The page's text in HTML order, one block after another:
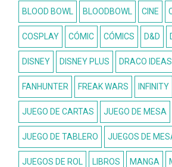
BLOOD BOWL BLOODBOWL CINE
COSPLAY CÓMIC CÓMICS D&D
DISNEY DISNEY PLUS DRACO IDEAS
FANHUNTER FREAK WARS INFINITY
JUEGO DE CARTAS JUEGO DE MESA
JUEGO DE TABLERO JUEGOS DE
JUEGOS DE ROL LIBROS MANGA